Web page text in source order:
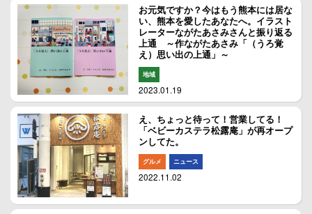
お元気ですか？今はもう熊本には居な
い、熊本を愛したあなたへ。イラスト
レーターながたあさみさんと振り返る
上通 ～作ながたあさみ「（うろ覚
え）思い出の上通」～
地域
2023.01.19
え、ちょっと待って！営業してる！
「ベビーカステラ松露庵」が再オープ
ンしてた。
グルメ ニュース
2022.11.02